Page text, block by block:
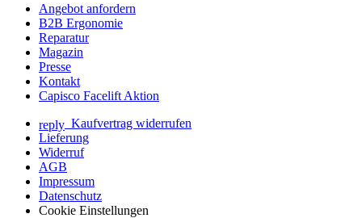
Angebot anfordern
B2B Ergonomie
Reparatur
Magazin
Presse
Kontakt
Capisco Facelift Aktion
reply Kaufvertrag widerrufen
Lieferung
Widerruf
AGB
Impressum
Datenschutz
Cookie Einstellungen